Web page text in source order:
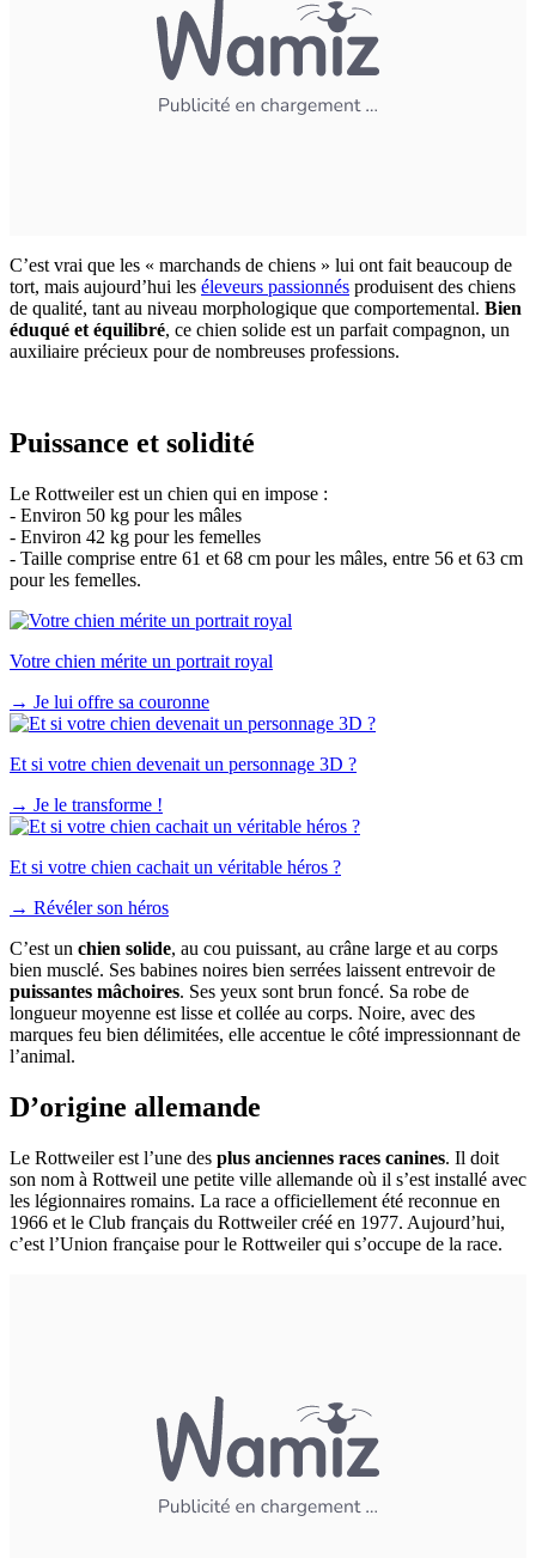
C’est vrai que les « marchands de chiens » lui ont fait beaucoup de
tort, mais aujourd’hui les éleveurs passionnés produisent des chiens
de qualité, tant au niveau morphologique que comportemental. Bien
éduqué et équilibré, ce chien solide est un parfait compagnon, un
auxiliaire précieux pour de nombreuses professions.
Puissance et solidité
Le Rottweiler est un chien qui en impose :
- Environ 50 kg pour les mâles
- Environ 42 kg pour les femelles
- Taille comprise entre 61 et 68 cm pour les mâles, entre 56 et 63 cm
pour les femelles.
Votre chien mérite un portrait royal
→ Je lui offre sa couronne
Et si votre chien devenait un personnage 3D ?
→ Je le transforme !
Et si votre chien cachait un véritable héros ?
→ Révéler son héros
C’est un chien solide, au cou puissant, au crâne large et au corps
bien musclé. Ses babines noires bien serrées laissent entrevoir de
puissantes mâchoires. Ses yeux sont brun foncé. Sa robe de
longueur moyenne est lisse et collée au corps. Noire, avec des
marques feu bien délimitées, elle accentue le côté impressionnant de
l’animal.
D’origine allemande
Le Rottweiler est l’une des plus anciennes races canines. Il doit
son nom à Rottweil une petite ville allemande où il s’est installé avec
les légionnaires romains. La race a officiellement été reconnue en
1966 et le Club français du Rottweiler créé en 1977. Aujourd’hui,
c’est l’Union française pour le Rottweiler qui s’occupe de la race.